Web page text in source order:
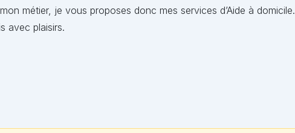
métier, je vous proposes donc mes services d’Aide à domicile.
avec plaisirs.